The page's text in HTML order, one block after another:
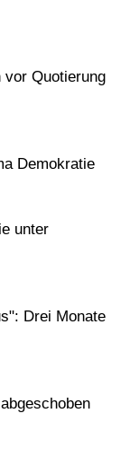
Quotierung
Demokratie
unter
Drei Monate